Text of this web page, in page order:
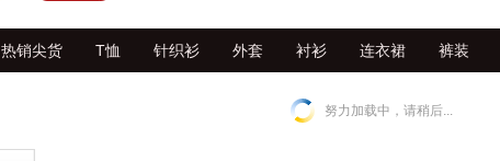
热销尖货 T恤 针织衫 外套 衬衫 连衣裙 裤装
努力加载中，请稍后...